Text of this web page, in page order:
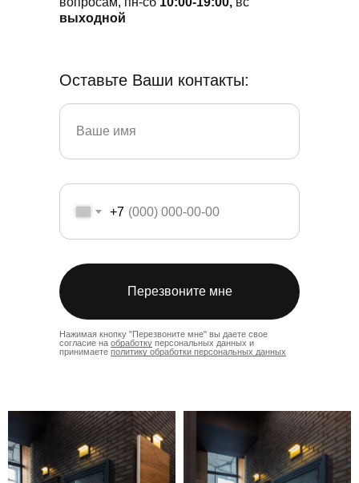
+7
Перезвоните мне
Оставьте Ваши контакты:
Нажимая кнопку "Перезвоните мне" вы даете свое
согласие на обработку персональных данных и
принимаете политику обработки персональных данных
выходной